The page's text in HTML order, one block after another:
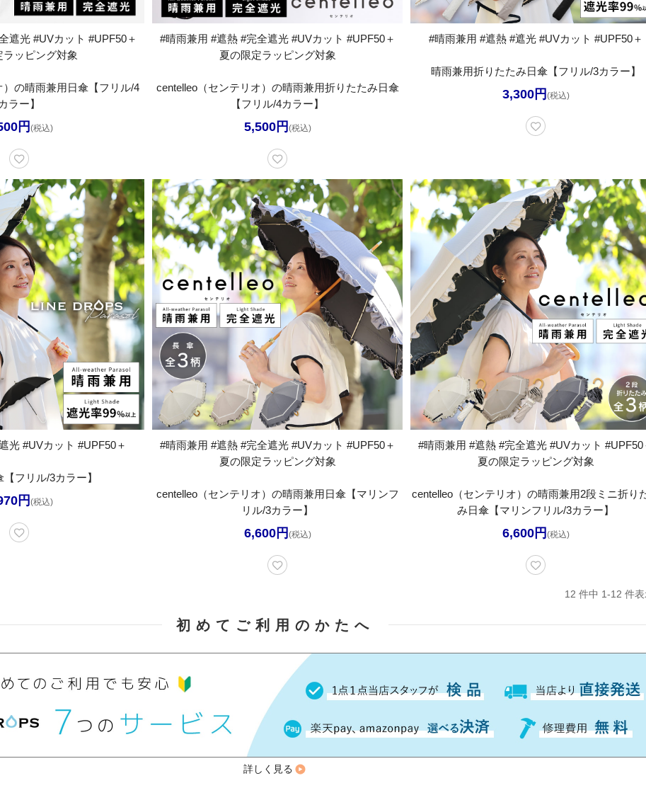
遮光 #UVカット #UPF50＋
ラッピング対象
の晴雨兼用日傘【フリル/4
カラー】
円 (税込)
#晴雨兼用 #遮熱 #完全遮光 #UVカット #UPF50＋
夏の限定ラッピング対象
centelleo（センテリオ）の晴雨兼用折りたたみ日傘
【フリル/4カラー】
5,500円 (税込)
#晴雨兼用 #遮熱 #遮光 #UVカット #UPF50＋
晴雨兼用折りたたみ日傘【フリル/3カラー】
3,300円 (税込)
光 #UVカット #UPF50＋
フリル/3カラー】
円 (税込)
#晴雨兼用 #遮熱 #完全遮光 #UVカット #UPF50＋
夏の限定ラッピング対象
centelleo（センテリオ）の晴雨兼用日傘【マリンフ
リル/3カラー】
6,600円 (税込)
#晴雨兼用 #遮熱 #完全遮光 #UVカット #UPF50
夏の限定ラッピング対象
centelleo（センテリオ）の晴雨兼用2段ミニ折り
み日傘【マリンフリル/3カラー】
6,600円 (税込)
12 件中 1-12 件
初めてご利用のかたへ
詳しく見る